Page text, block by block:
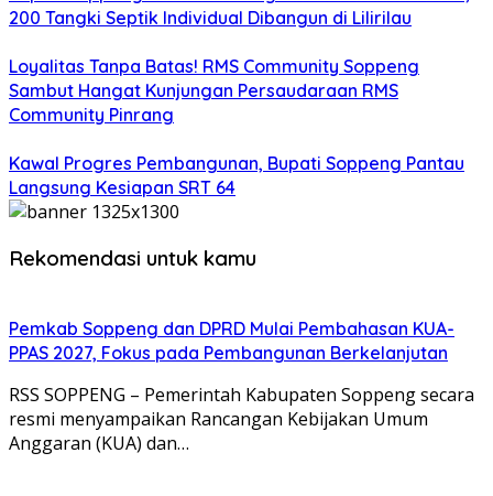
200 Tangki Septik Individual Dibangun di Lilirilau
Loyalitas Tanpa Batas! RMS Community Soppeng
Sambut Hangat Kunjungan Persaudaraan RMS
Community Pinrang
Kawal Progres Pembangunan, Bupati Soppeng Pantau
Langsung Kesiapan SRT 64
Rekomendasi untuk kamu
Pemkab Soppeng dan DPRD Mulai Pembahasan KUA-
PPAS 2027, Fokus pada Pembangunan Berkelanjutan
RSS SOPPENG – Pemerintah Kabupaten Soppeng secara
resmi menyampaikan Rancangan Kebijakan Umum
Anggaran (KUA) dan…